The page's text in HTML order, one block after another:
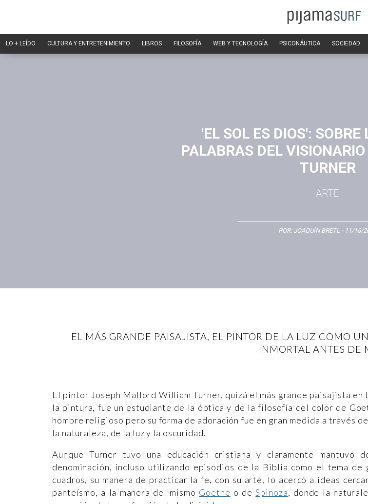
LO + LEÍDO CULTURA Y ENTRETENIMIENTO LIBROS FILOSOFÍA WEB Y TECNOLOGÍA PSICONÁUTICA SOCIEDAD
'EL SOL ES DIOS':
PALABRAS DEL
TURNER
ARTE
POR: JOAQUÍN BRETL - 11/16/
EL MÁS GRANDE PAISAJISTA, EL PINTOR DE LA LUZ COMO
INMORTAL ANTES DE
El pintor Joseph Mallord William Turner, quizá el más grande paisajista en
la pintura, fue un estudiante de la óptica y de la filosofía del color de
hombre religioso pero su forma de adoración fue en gran medida a través
la naturaleza, de la luz y la oscuridad.
Aunque Turner tuvo una educación cristiana y claramente mantuvo
denominación, incluso utilizando episodios de la Biblia como el tema de
cuadros, su manera de practicar la fe, con su arte, lo acercó a ideas
panteísmo, a la manera del mismo Goethe o deSpinoza, donde la